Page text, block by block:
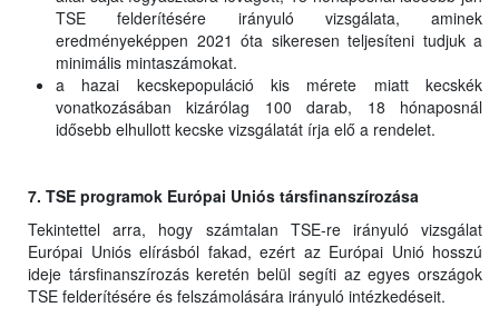
TSE felderítésére irányuló vizsgálata, aminek
eredményeképpen 2021 óta sikeresen teljesíteni tudjuk a
minimális mintaszámokat.
a hazai kecskepopuláció kis mérete miatt kecskék
vonatkozásában kizárólag 100 darab, 18 hónaposnál
idősebb elhullott kecske vizsgálatát írja elő a rendelet.
7. TSE programok Európai Uniós társfinanszírozása
Tekintettel arra, hogy számtalan TSE-re irányuló vizsgálat
Európai Uniós elírásból fakad, ezért az Európai Unió hosszú
ideje társfinanszírozás keretén belül segíti az egyes országok
TSE felderítésére és felszámolására irányuló intézkedéseit.